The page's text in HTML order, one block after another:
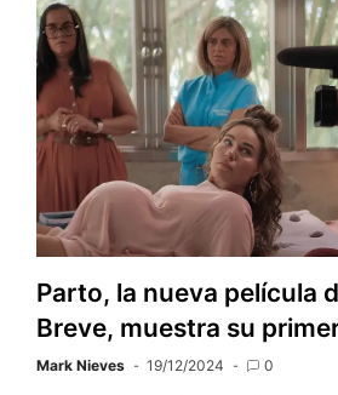
Parto, la nueva película
Breve, muestra su
Mark Nieves 19/12/2024 0